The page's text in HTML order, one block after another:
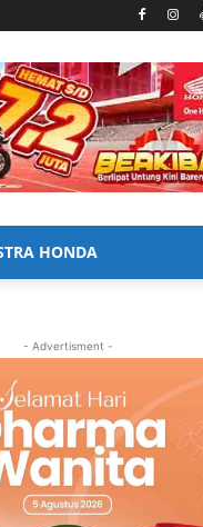
HONDA
- Advertisment -